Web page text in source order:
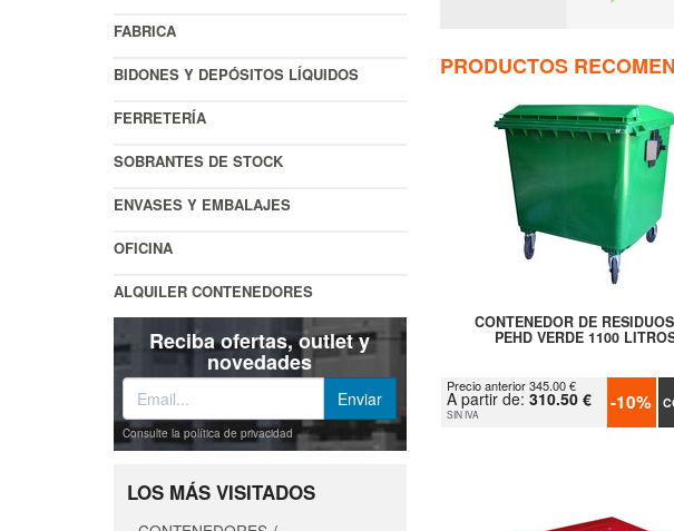
FABRICA
BIDONES Y DEPÓSITOS LÍQUIDOS
FERRETERÍA
SOBRANTES DE STOCK
ENVASES Y EMBALAJES
OFICINA
ALQUILER CONTENEDORES
Reciba ofertas, outlet y
novedades
Consulte la política de privacidad
LOS MÁS VISITADOS
PRODUCTOS
CONTENEDOR DE
PEHD VERDE 1100
Precio anterior 345.00 €
A partir de: 310.50 €
SIN IVA -10%